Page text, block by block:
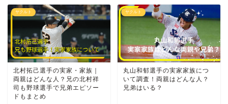
ヤクルト
北村拓己選手の実家・家族｜
両親はどんな人？兄の北村祥
司も野球選手で兄弟エピソー
ドもまとめ
ヤクルト
丸山和郁選手の実家家族につ
いて調査！両親はどんな人？
兄弟はいる？